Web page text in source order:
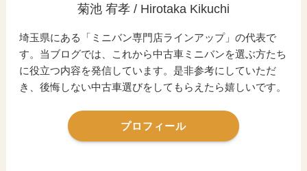
菊池 宥孝 / Hirotaka Kikuchi
埼玉県にある「ミニバン専門店ラインアップ」の代表で
す。当ブログでは、これから中古車ミニバンを選ぶ方たち
に役立つ内容を発信しています。是非参考にしていただ
き、後悔しない中古車選びをしてもらえたら嬉しいです。
プロフィール